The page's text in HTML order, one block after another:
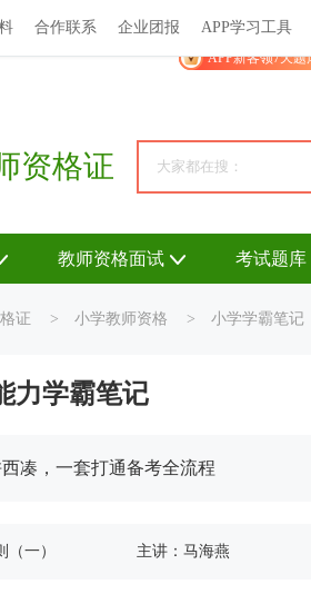
合作联系 企业团报 APP学习工具
关于我们 帮助中心 APP学习工具
APP新客领7天题
渠
资格证
教师资格面试 考试题库
证 > 小学教师资格 > 小学学霸笔记
力学霸笔记
凑，一套打通备考全流程
理论（一）